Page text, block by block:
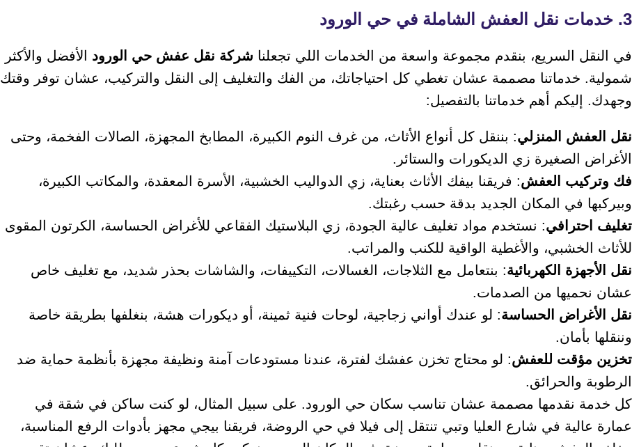
3. خدمات نقل العفش الشاملة في حي الورود
في النقل السريع، بنقدم مجموعة واسعة من الخدمات اللي تجعلنا شركة نقل عفش حي الورود الأفضل والأكثر
شمولية. خدماتنا مصممة عشان تغطي كل احتياجاتك، من الفك والتغليف إلى النقل والتركيب، عشان توفر وقتك
وجهدك. إليكم أهم خدماتنا بالتفصيل:
نقل العفش المنزلي: بننقل كل أنواع الأثاث، من غرف النوم الكبيرة، المطابخ المجهزة، الصالات الفخمة، وحتى
الأغراض الصغيرة زي الديكورات والستائر.
فك وتركيب العفش: فريقنا بيفك الأثاث بعناية، زي الدواليب الخشبية، الأسرة المعقدة، والمكاتب الكبيرة،
وبيركبها في المكان الجديد بدقة حسب رغبتك.
تغليف احترافي: نستخدم مواد تغليف عالية الجودة، زي البلاستيك الفقاعي للأغراض الحساسة، الكرتون المقوى
للأثاث الخشبي، والأغطية الواقية للكنب والمراتب.
نقل الأجهزة الكهربائية: بنتعامل مع الثلاجات، الغسالات، التكييفات، والشاشات بحذر شديد، مع تغليف خاص
عشان نحميها من الصدمات.
نقل الأغراض الحساسة: لو عندك أواني زجاجية، لوحات فنية ثمينة، أو ديكورات هشة، بنغلفها بطريقة خاصة
وننقلها بأمان.
تخزين مؤقت للعفش: لو محتاج تخزن عفشك لفترة، عندنا مستودعات آمنة ونظيفة مجهزة بأنظمة حماية ضد
الرطوبة والحرائق.
كل خدمة نقدمها مصممة عشان تناسب سكان حي الورود. على سبيل المثال، لو كنت ساكن في شقة في
عمارة عالية في شارع العليا وتبي تنتقل إلى فيلا في حي الروضة، فريقنا بيجي مجهز بأدوات الرفع المناسبة،